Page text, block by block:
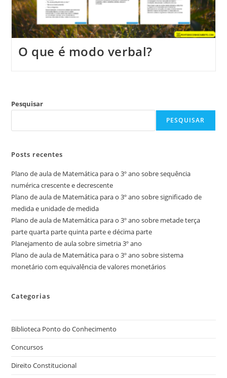
O que é modo verbal?
Pesquisar
PESQUISAR
Posts recentes
Plano de aula de Matemática para o 3º ano sobre sequência
numérica crescente e decrescente
Plano de aula de Matemática para o 3º ano sobre significado de
medida e unidade de medida
Plano de aula de Matemática para o 3º ano sobre metade terça
parte quarta parte quinta parte e décima parte
Planejamento de aula sobre simetria 3º ano
Plano de aula de Matemática para o 3º ano sobre sistema
monetário com equivalência de valores monetários
Categorias
Biblioteca Ponto do Conhecimento
Concursos
Direito Constitucional